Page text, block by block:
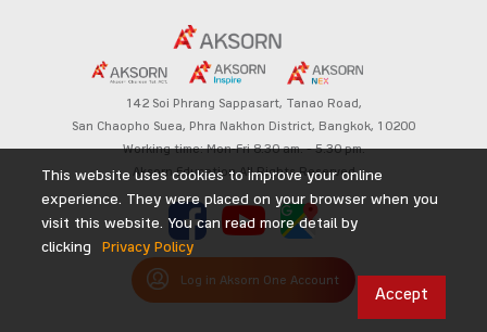
142 Soi Phrang Sappasart, Tanao Road,
San Chaopho Suea, Phra Nakhon District, Bangkok, 10200
Working time: Mon-Fri 8.30 am. – 5.30 pm.
Aksorn Education All Rights Reserved
Log in Aksorn One Account
This website uses cookies to improve your online
experience. They were placed on your browser when you
visit this website. You can read more detail by
clicking
Privacy Policy
Accept